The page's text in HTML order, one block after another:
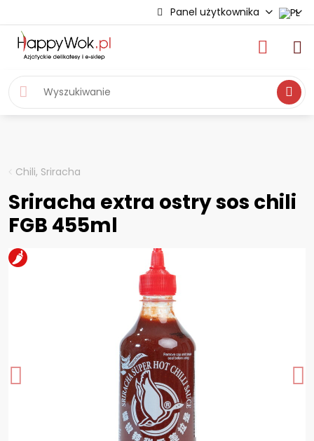
Panel użytkownika
Chili, Sriracha
Sriracha extra ostry sos chili
FGB 455ml